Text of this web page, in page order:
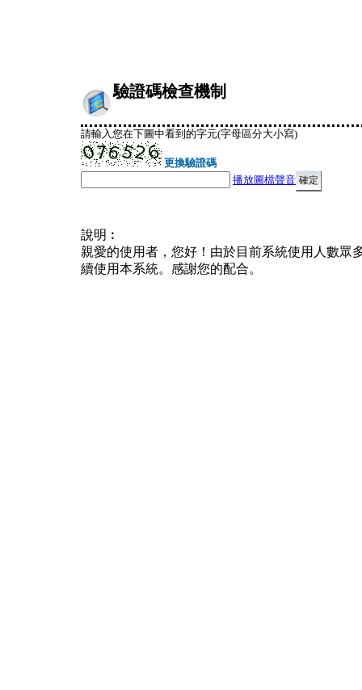
驗證碼檢查機制
請輸入您在下圖中看到的字元(字母區分大小寫)
更換驗證碼
播放圖檔聲音
說明︰
親愛的使用者，您好！由於目前系統使用人數眾
續使用本系統。感謝您的配合。